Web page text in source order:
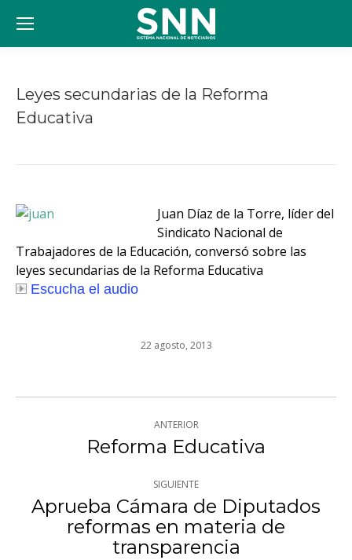
Leyes secundarias de la Reforma
Educativa
Juan Díaz de la Torre, líder del
Sindicato Nacional de
Trabajadores de la Educación, conversó sobre las
leyes secundarias de la Reforma Educativa
Escucha el audio
22 agosto, 2013
Navegación
entre
publicaciones
ANTERIOR
Publicación
Reforma Educativa
SIGUIENTE
Publicación
siguiente:
Aprueba Cámara de Diputados
reformas en materia de
transparencia